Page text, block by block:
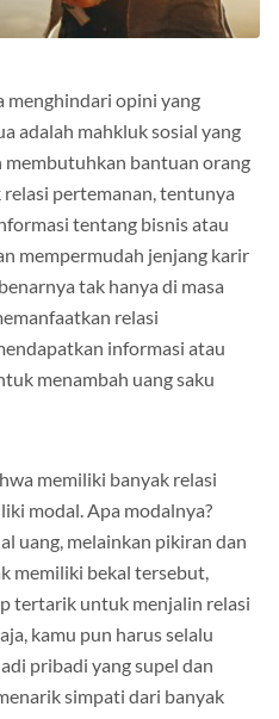
menghindari opini yang
adalah mahkluk sosial yang
bantuan orang
pertemanan, tentunya
tentang bisnis atau
mempermudah jenjang karir
tak hanya di masa
relasi
informasi atau
menambah uang saku
memiliki banyak relasi
modal. Apa modalnya?
uang, melainkan pikiran dan
memiliki bekal tersebut,
tertarik untuk menjalin relasi
kamu pun harus selalu
pribadi yang supel dan